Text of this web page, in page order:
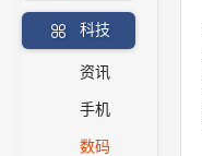
科技
资讯
手机
数码